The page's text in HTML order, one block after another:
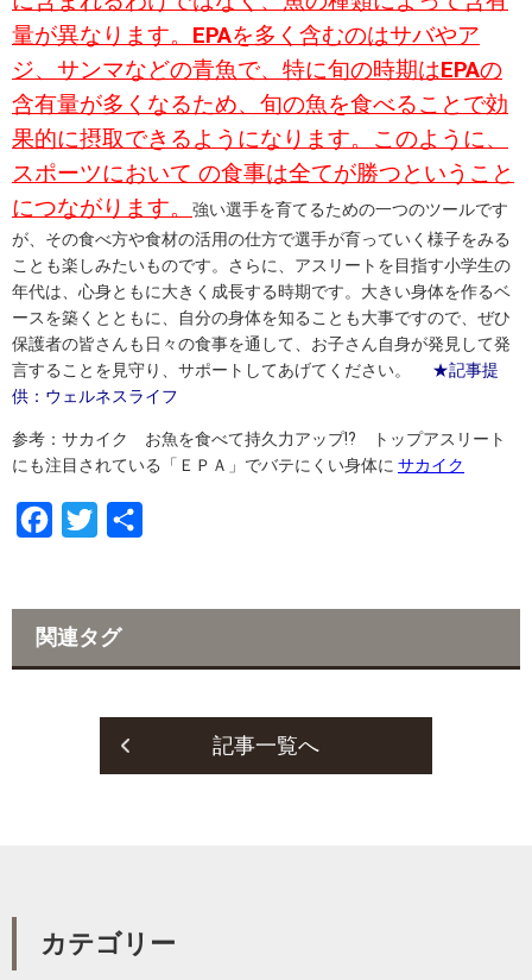
量が異なります。 EPAを多く含むのはサバやア
ジ、サンマなどの青魚で、特に旬の時期はEPAの
含有量が多くなるため、旬の魚を食べることで効
果的に摂取できるようになります。このように、
スポーツにおいて の食事は全てが勝つということ
につながります。
強い選手を育てるための一つのツールです
が、その食べ方や食材の活用の仕方で選手が育っていく様子をみる
ことも楽しみたいものです。さらに、アスリートを目指す小学生の
年代は、心身ともに大きく成長する時期です。大きい身体を作るベ
ースを築くとともに、自分の身体を知ることも大事ですので、ぜひ
保護者の皆さんも日々の食事を通して、お子さん自身が発見して発
言することを見守り、サポートしてあげてください。 ★記事提
供：ウェルネスライフ
参考：サカイク お魚を食べて持久力アップ!? トップアスリート
にも注目されている「ＥＰＡ」でバテにくい身体に サカイク
e
b
t
関連タグ
記事一覧へ
カテゴリー